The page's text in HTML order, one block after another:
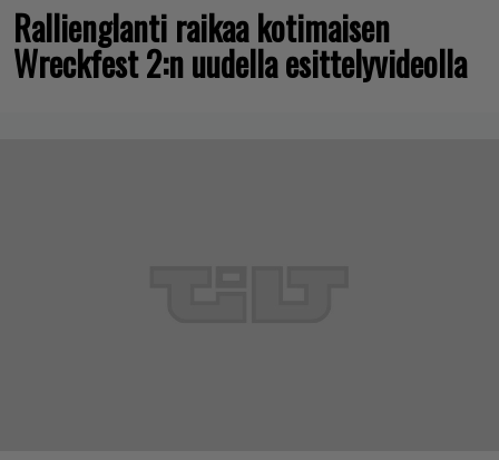
Rallienglanti raikaa kotimaisen
Wreckfest 2:n uudella esittelyvideolla